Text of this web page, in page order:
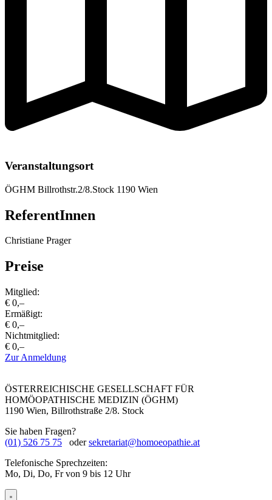
Veranstaltungsort
ÖGHM Billrothstr.2/8.Stock 1190 Wien
ReferentInnen
Christiane Prager
Preise
Mitglied:
€ 0,–
Ermäßigt:
€ 0,–
Nichtmitglied:
€ 0,–
Zur Anmeldung
ÖSTERREICHISCHE GESELLSCHAFT FÜR
HOMÖOPATHISCHE MEDIZIN (ÖGHM)
1190 Wien, Billrothstraße 2/8. Stock
Sie haben Fragen?
(01) 526 75 75 odersekretariat@homoeopathie.at
Telefonische Sprechzeiten:
Mo, Di, Do, Fr von 9 bis 12 Uhr